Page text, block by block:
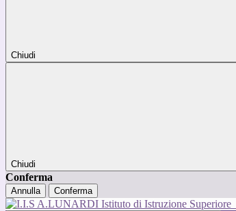
Chiudi
Chiudi
Conferma
Annulla Conferma
Istituto di Istruzione Superiore